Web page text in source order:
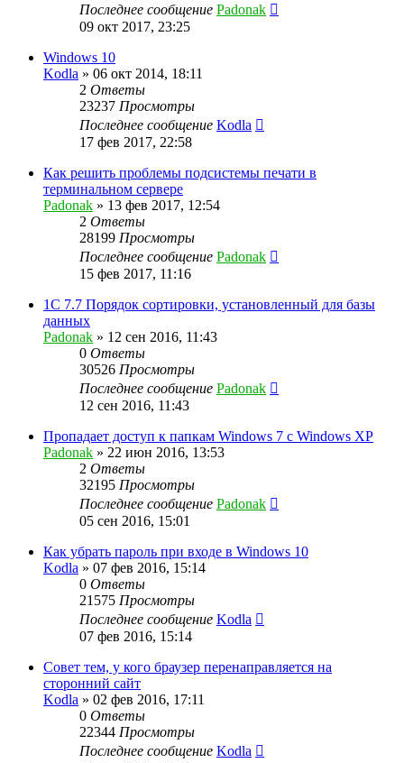
Последнее сообщение Padonak
09 окт 2017, 23:25
Windows 10
Kodla » 06 окт 2014, 18:11
2 Ответы
23237 Просмотры
Последнее сообщение Kodla
17 фев 2017, 22:58
Как решить проблемы подсистемы печати в
терминальном сервере
Padonak » 13 фев 2017, 12:54
2 Ответы
28199 Просмотры
Последнее сообщение Padonak
15 фев 2017, 11:16
1С 7.7 Порядок сортировки, установленный для базы
данных
Padonak » 12 сен 2016, 11:43
0 Ответы
30526 Просмотры
Последнее сообщение Padonak
12 сен 2016, 11:43
Пропадает доступ к папкам Windows 7 с Windows XP
Padonak » 22 июн 2016, 13:53
2 Ответы
32195 Просмотры
Последнее сообщение Padonak
05 сен 2016, 15:01
Как убрать пароль при входе в Windows 10
Kodla » 07 фев 2016, 15:14
0 Ответы
21575 Просмотры
Последнее сообщение Kodla
07 фев 2016, 15:14
Совет тем, у кого браузер перенаправляется на
сторонний сайт
Kodla » 02 фев 2016, 17:11
0 Ответы
22344 Просмотры
Последнее сообщение Kodla